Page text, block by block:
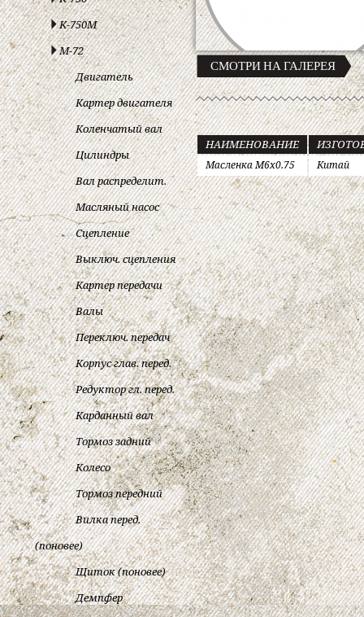
К-750М
М-72
Двигатель
Картер двигателя
Коленчатый вал
Цилиндры
Вал распределит.
Масляный насос
Сцепление
Выключ. сцепления
Картер передачи
Валы
Переключ. передач
Корпус глав. перед.
Редуктор гл. перед.
Карданный вал
Тормоз задний
Колесо
Тормоз передний
Вилка перед.
(поновее)
Щиток (поновее)
Демпфер
СМОТРИ НА ГАЛЕРЕЯ
НАИМЕНОВАНИЕ
Масленка M6x0.75 Китай